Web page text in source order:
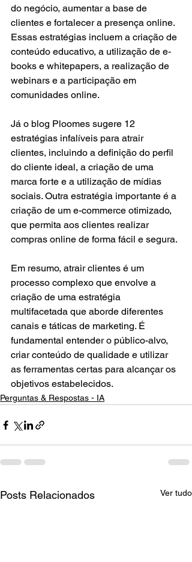
do negócio, aumentar a base de
clientes e fortalecer a presença online.
Essas estratégias incluem a criação de
conteúdo educativo, a utilização de e-
books e whitepapers, a realização de
webinars e a participação em
comunidades online.
Já o blog Ploomes sugere 12
estratégias infalíveis para atrair
clientes, incluindo a definição do perfil
do cliente ideal, a criação de uma
marca forte e a utilização de mídias
sociais. Outra estratégia importante é a
criação de um e-commerce otimizado,
que permita aos clientes realizar
compras online de forma fácil e segura.
Em resumo, atrair clientes é um
processo complexo que envolve a
criação de uma estratégia
multifacetada que aborde diferentes
canais e táticas de marketing. É
fundamental entender o público-alvo,
criar conteúdo de qualidade e utilizar
as ferramentas certas para alcançar os
objetivos estabelecidos.
Perguntas & Respostas - IA
Posts Relacionados Ver tudo